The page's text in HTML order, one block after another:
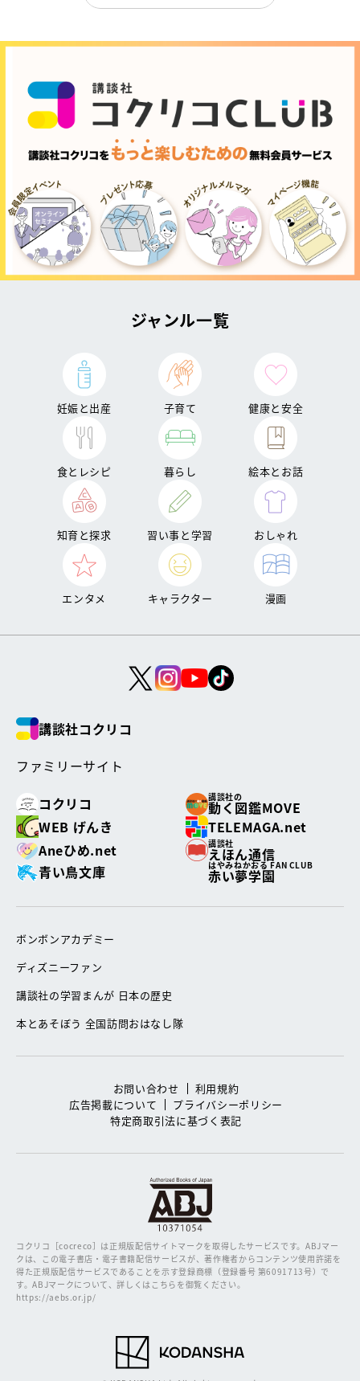
ジャンル一覧
妊娠と出産 子育て 健康と安全
食とレシピ 暮らし 絵本とお話
知育と探求 習い事と学習 おしゃれ
エンタメ キャラクター 漫画
講談社コクリコ
ファミリーサイト
コクリコ
講談社の
動く図鑑MOVE
WEB げんき
TELEMAGA.net
Aneひめ.net
講談社
えほん通信
青い鳥文庫
はやみねかおる FAN CLUB
赤い夢学園
ボンボンアカデミー
ディズニーファン
講談社の学習まんが 日本の歴史
本とあそぼう 全国訪問おはなし隊
お問い合わせ
利用規約
広告掲載について
プライバシーポリシー
特定商取引法に基づく表記
コクリコ［cocreco］は正規版配信サイトマークを取得したサービスです。ABJマー
クは、この電子書店・電子書籍配信サービスが、著作権者からコンテンツ使用許諾を
得た正規版配信サービスであることを示す登録商標（登録番号 第6091713号）で
す。ABJマークについて、詳しくはこちらを御覧ください。
https://aebs.or.jp/